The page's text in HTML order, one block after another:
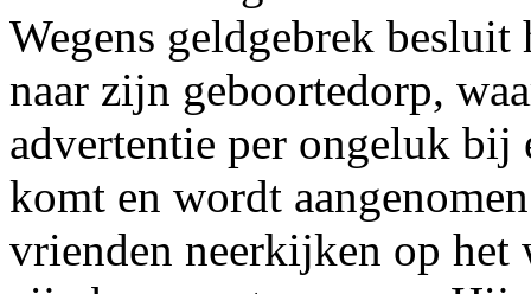
Wegens geldgebrek
naar zijn geboortedorp,
advertentie per ongeluk bij
komt en wordt
vrienden neerkijken op